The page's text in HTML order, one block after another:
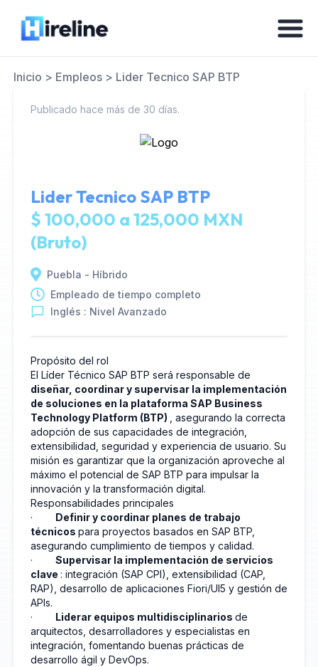
Inicio > Empleos> Lider Tecnico SAP BTP
Publicado hace más de 30 días.
Lider Tecnico SAP BTP
$ 100,000 a 125,000 MXN
(Bruto)
Puebla - Híbrido
Empleado de tiempo completo
Inglés : Nivel Avanzado
Propósito del rol
El Líder Técnico SAP BTP será responsable de
diseñar, coordinar y supervisar la implementación
de soluciones en la plataforma SAP Business
Technology Platform (BTP)
, asegurando la correcta
adopción de sus capacidades de integración,
extensibilidad, seguridad y experiencia de usuario. Su
misión es garantizar que la organización aproveche al
máximo el potencial de SAP BTP para impulsar la
innovación y la transformación digital.
Responsabilidades principales
·
Definir y coordinar planes de trabajo
técnicos para proyectos basados en SAP BTP,
asegurando cumplimiento de tiempos y calidad.
·
Supervisar la implementación de servicios
clave : integración (SAP CPI), extensibilidad (CAP,
RAP), desarrollo de aplicaciones Fiori/UI5 y gestión de
APIs.
·
Liderar equipos multidisciplinarios de
arquitectos, desarrolladores y especialistas en
integración, fomentando buenas prácticas de
desarrollo ágil y DevOps.